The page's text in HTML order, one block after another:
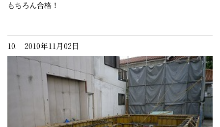
もちろん合格！
10. 2010年11月02日